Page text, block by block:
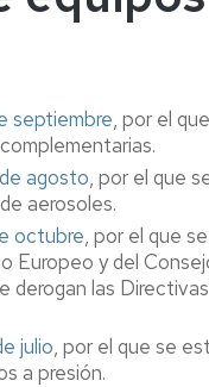
ionizantes
ionizantes
Contaminantes
químicos
Agentes
biológicos
septiembre, por el
agosto, por el que
aerosoles.
octubre, por el que
y del
derogan las
julio, por el que se
a presión.